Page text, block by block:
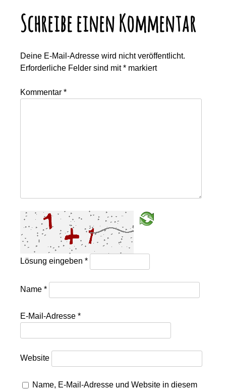
Schreibe einen Kommentar
Deine E-Mail-Adresse wird nicht veröffentlicht.
Erforderliche Felder sind mit* markiert
Kommentar*
Lösung eingeben*
Name*
E-Mail-Adresse*
Website
Name, E-Mail-Adresse und Website in diesem